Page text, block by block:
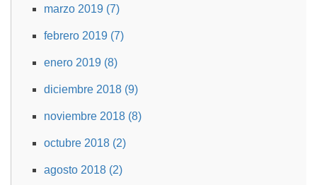
marzo 2019 (7)
febrero 2019 (7)
enero 2019 (8)
diciembre 2018 (9)
noviembre 2018 (8)
octubre 2018 (2)
agosto 2018 (2)